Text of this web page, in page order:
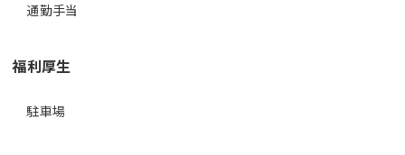
通勤手当
福利厚生
駐車場